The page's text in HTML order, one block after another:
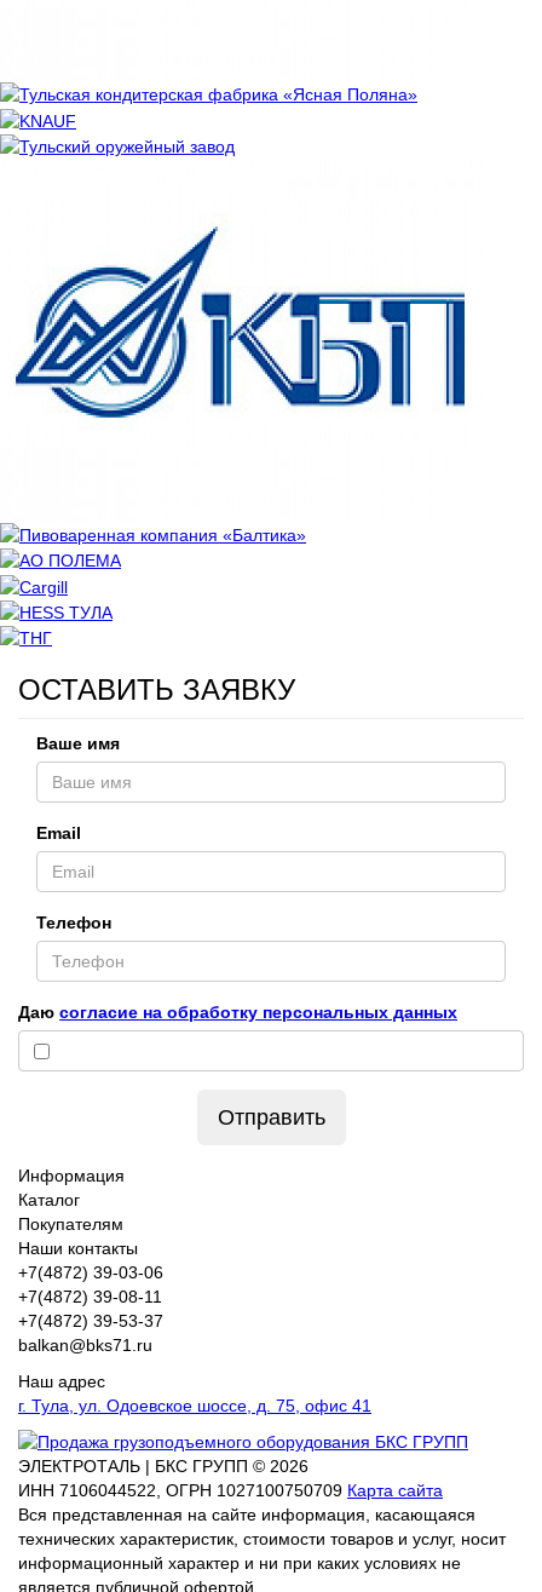
ОСТАВИТЬ ЗАЯВКУ
Ваше имя
Email
Телефон
Даю согласие на обработку персональных данных
Отправить
Информация
Каталог
Покупателям
Наши контакты
+7(4872) 39-03-06
+7(4872) 39-08-11
+7(4872) 39-53-37
balkan@bks71.ru
Наш адрес
г. Тула, ул. Одоевское шоссе, д. 75, офис 41
ЭЛЕКТРОТАЛЬ | БКС ГРУПП © 2026
ИНН 7106044522, ОГРН 1027100750709 Карта сайта
Вся представленная на сайте информация, касающаяся
технических характеристик, стоимости товаров и услуг, носит
информационный характер и ни при каких условиях не
является публичной офертой.